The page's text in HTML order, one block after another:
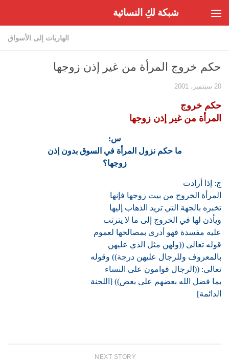
شبكة لكِ النسائية
الهاربات إلى الأسواق
حكم خروج المرأة من غير إذن زوجها
20 سبتمبر، 2001
حكم خروج
المرأة من غير إذن زوجها
س:
ما حكم نزول المرأة في السوق بدون إذن
زوجها؟
ج: إذا أرادت
المرأة الخروج من بيت زوجها فإنها
تخبره بالجهة التي تريد الذهاب إليها
ويأذن لها في الخروج إلى ما لا يترتب
عليه مفسدة فهو أدرى بمصالحها لعموم
قوله تعالى ((ولهن مثل الذي عليهن
بالمعروف وللرجال عليهن درجة)) وقوله
تعالى: ((الرجال قوامون على النساء
بما فضل الله بعضهم على بعض)) [اللجنة
الدائمة]
NEXT STORY